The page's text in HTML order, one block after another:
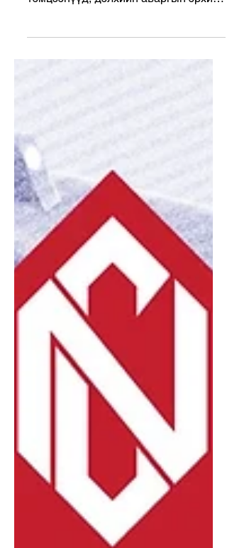
цахим спортын хувьд олон улсын
төлөөх өрсөлдөөн, шинэ
бүрэлдэхүүнүүд болон гадаадын
дүүрэн сар байлаа. CS2, Mobile
зэрэг төрлүүдэд Монголын баг,
тамирчид Ази төдийгүй дэлхийн
тавцанд өрсөлдөж, хэд хэдэн
томоохон амжилтыг үзүүлсэн юм.
CS2: Tier 1 тэмцээнүүдэд Монголын
багууд хүч сорив Тавдугаар сард
Монголын CS